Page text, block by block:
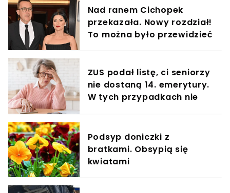
Nad ranem Cichopek
przekazała. Nowy rozdział!
To można było przewidzieć
ZUS podał listę, ci seniorzy
nie dostaną 14. emerytury.
W tych przypadkach nie
Podsyp doniczki z
bratkami. Obsypią się
kwiatami